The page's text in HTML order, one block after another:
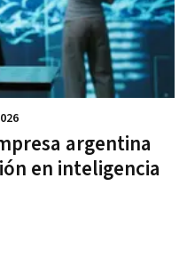
argentina
en inteligencia